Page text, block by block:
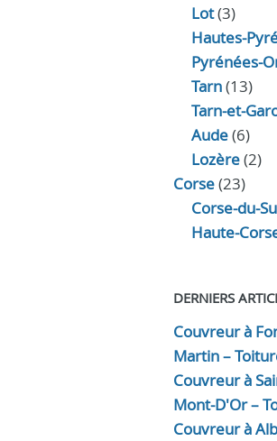
Lot(3)
Hautes-
Pyrénées-
Tarn(13)
Tarn-et-
Aude(6)
Lozère(2)
Corse(23)
Corse-du-
Haute-
DERNIERS
Couvreur à
Martin –
Couvreur à
Mont-D'Or –
Couvreur à